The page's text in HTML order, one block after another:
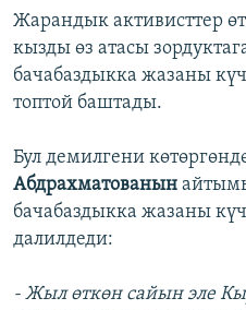
Жарандык активисттер
кызды өз атасы
бачабаздыкка жазаны
топтой баштады.
Бул демилгени
Абдрахматованын
бачабаздыкка жазаны
далилдеди:
- Жыл өткөн сайын эле